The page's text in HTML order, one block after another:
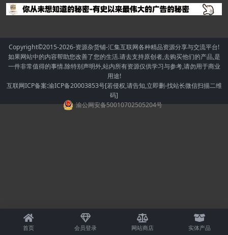
Copyright©2015-2026-资源杂货铺-汇集互联网各种精品资源分享与交流平台!
如果网站中的内容帮助您改善了您的生活.请去支持原创者,去购买他们的产品,是
一件非常值得的事情.除特别声明外,站内所有资源仅供学习与参考,请勿用于商业
用途!
互联网ICP备案:渝ICP备20003853号[若侵权,请告知,立即删-找站长微信扫描二维
码]
渝公网安备50010702505204号
首页 会员登录 网站商店 实体产品